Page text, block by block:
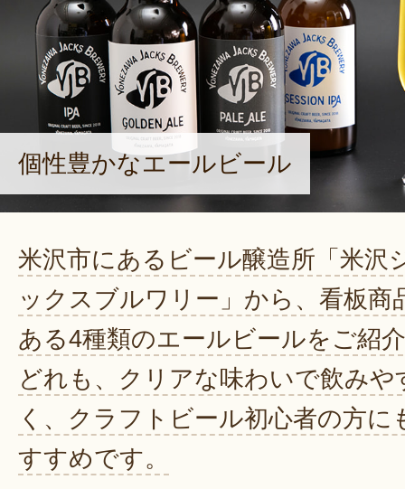
個性豊かなエールビール
米沢市にあるビール醸造所「米沢
ックスブルワリー」から、看板商
ある4種類のエールビールをご紹
どれも、クリアな味わいで飲みや
く、クラフトビール初心者の方に
すすめです。